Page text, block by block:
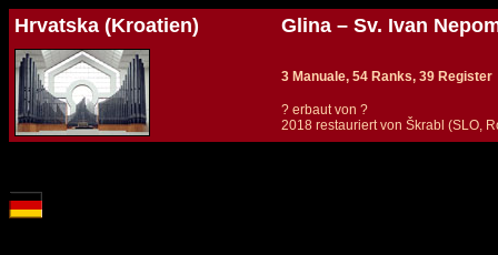
Hrvatska (Kroatien) Glina – Sv. Ivan
3 Manuale, 54 Ranks, 39 Register
? erbaut von ?
2018 restauriert von Škrabl (SLO,